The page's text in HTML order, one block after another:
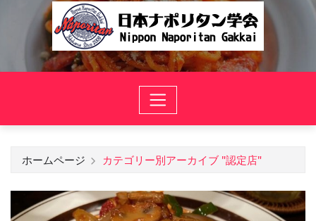
ホームページ カテゴリー別アーカイブ "認定店"